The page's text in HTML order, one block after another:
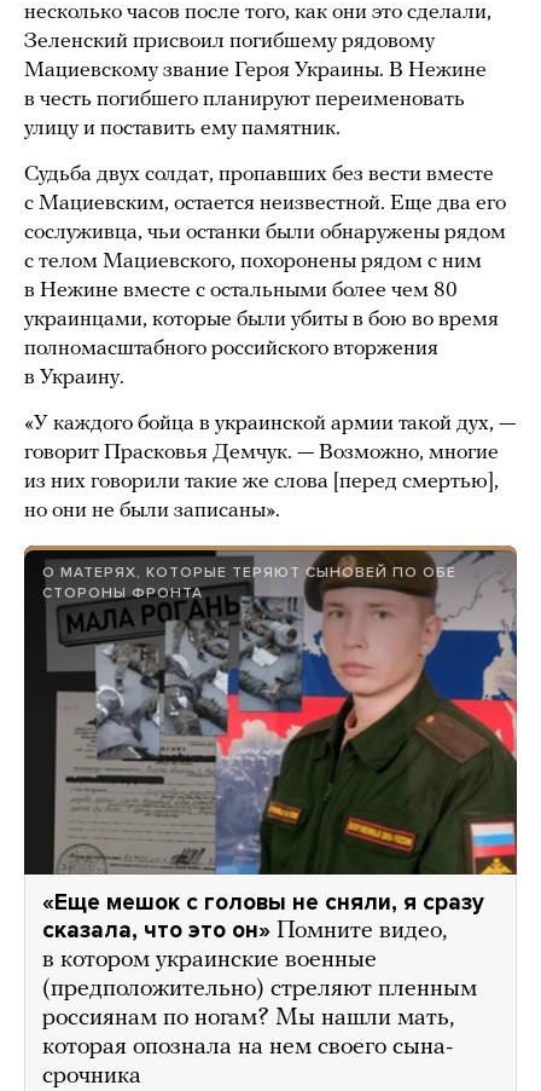
несколько часов после того, как они это сделали,
Зеленский присвоил погибшему рядовому
Мациевскому звание Героя Украины. В Нежине
в честь погибшего планируют переименовать
улицу и поставить ему памятник.
Судьба двух солдат, пропавших без вести вместе
с Мациевским, остается неизвестной. Еще два его
сослуживца, чьи останки были обнаружены рядом
с телом Мациевского, похоронены рядом с ним
в Нежине вместе с остальными более чем 80
украинцами, которые были убиты в бою во время
полномасштабного российского вторжения
в Украину.
«У каждого бойца в украинской армии такой дух, —
говорит Прасковья Демчук. — Возможно, многие
из них говорили такие же слова [перед смертью],
но они не были записаны».
О МАТЕРЯХ, КОТОРЫЕ ТЕРЯЮТ СЫНОВЕЙ ПО ОБЕ
СТОРОНЫ ФРОНТА
«Еще мешок с головы не сняли, я сразу
сказала, что это он» Помните видео,
в котором украинские военные
(предположительно) стреляют пленным
россиянам по ногам? Мы нашли мать,
которая опознала на нем своего сына-
срочника